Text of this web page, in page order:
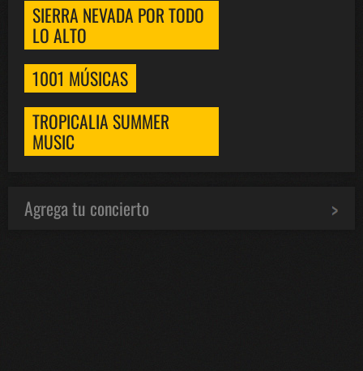
SIERRA NEVADA POR TODO
LO ALTO
1001 MÚSICAS
TROPICALIA SUMMER
MUSIC
Agrega tu concierto